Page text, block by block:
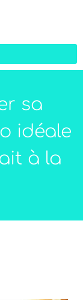
sa
idéale
à la